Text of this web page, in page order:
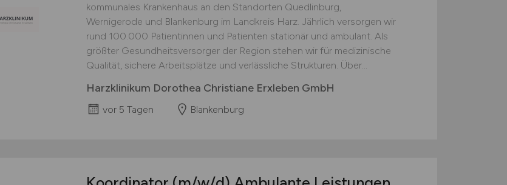
kommunales Krankenhaus an den Standorten Quedlinburg,
Wernigerode und Blankenburg im Landkreis Harz. Jährlich versorgen wir
rund 100.000 Patientinnen und Patienten stationär und ambulant. Als
größter Gesundheitsversorger der Region stehen wir für medizinische
Qualität, sichere Arbeitsplätze und verlässliche Strukturen. Über...
Harzklinikum Dorothea Christiane Erxleben GmbH
vor 5 Tagen Blankenburg